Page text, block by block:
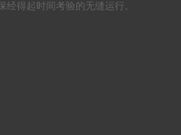
得起时间考验的无缝运行。